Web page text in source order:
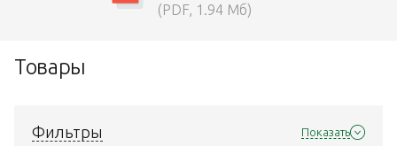
(PDF, 1.94 Мб)
Товары
Фильтры Показать